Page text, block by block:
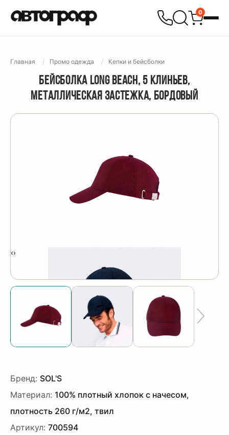
0
Главная Промо одежда Кепки и бейсболки
БЕЙСБОЛКА LONG BEACH, 5 КЛИНЬЕВ,
МЕТАЛЛИЧЕСКАЯ ЗАСТЕЖКА, БОРДОВЫЙ
‹›
Бренд: SOL'S
Материал: 100% плотный хлопок с начесом,
плотность 260 г/м2, твил
Артикул: 700594